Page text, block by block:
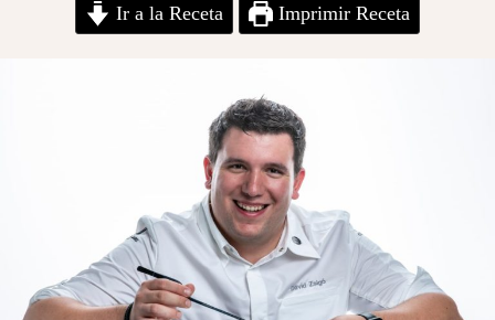
Ir a la Receta Imprimir Receta